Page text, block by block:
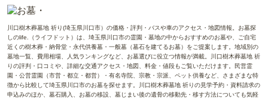
川口樹木葬墓地 祈り(埼玉県川口市）の価格・評判・バスや車のアクセス・地図情報。お墓探
しのlife.（ライフドット）は、埼玉県川口市の霊園・墓地の中からおすすめのお墓や、ご自宅
近くの樹木葬・納骨堂・永代供養墓・一般墓（墓石を建てるお墓）をご提案します。地域別の
墓地一覧、費用相場、人気ランキングなど、お墓選びに役立つ情報が満載。川口樹木葬墓地 祈
りの評判・口コミや、詳細な交通アクセス・地図、料金・値段もご覧いただけます。民営霊
園・公営霊園（市営・都立・都営）・有名寺院、宗教・宗派、ペット供養など、さまざまな特
徴から比較して埼玉県川口市のお墓を探せます。川口樹木葬墓地 祈りの見学予約・資料請求の
申込みのほか、墓石購入、お墓の移設、墓じまい後の遺骨の移動先・移す方法についても気軽